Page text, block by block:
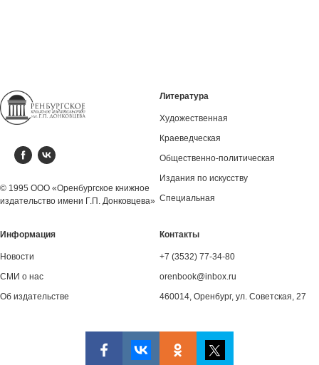
© 1995 ООО «Оренбургское книжное
издательство имени Г.П. Донковцева»
Литература
Художественная
Краеведческая
Общественно-политическая
Издания по искусству
Специальная
Информация
Новости
СМИ о нас
Об издательстве
Контакты
+7 (3532) 77-34-80
orenbook@inbox.ru
460014, Оренбург, ул. Советская, 27